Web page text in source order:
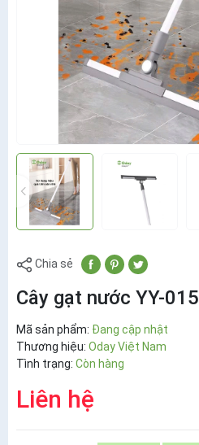
Chia sẻ
Cây gạt nước YY-015
Mã sản phẩm: Đang cập nhật
Thương hiệu: Oday Việt Nam
Tình trạng: Còn hàng
Liên hệ